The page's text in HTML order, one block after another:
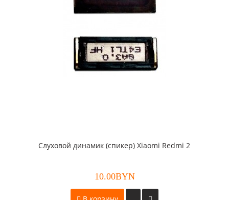
Слуховой динамик (спикер) Xiaomi Redmi 2
10.00BYN